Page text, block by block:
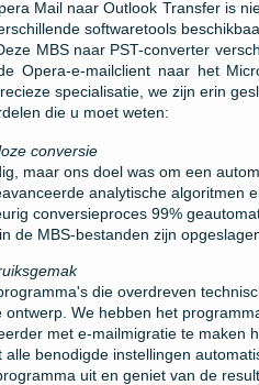
Mail naar Outlook Transfer is
softwaretools
MBS naar PST-converter
Opera-e-mailclient naar het
specialisatie, we zijn erin
die u moet weten:
conversie
maar ons doel was om een
analytische algoritmen
conversieproces 99%
de MBS-bestanden zijn
die overdreven
We hebben het
met e-mailmigratie te maken
benodigde instellingen
uit en geniet van de